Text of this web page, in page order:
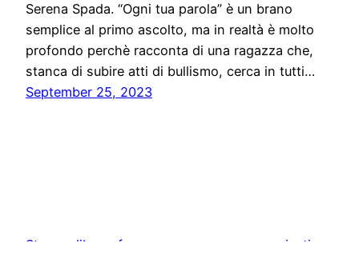
Serena Spada. “Ogni tua parola” è un brano
semplice al primo ascolto, ma in realtà è molto
profondo perchè racconta di una ragazza che,
stanca di subire atti di bullismo, cerca in tutti…
September 25, 2023
Stampa libera, free news e press communication